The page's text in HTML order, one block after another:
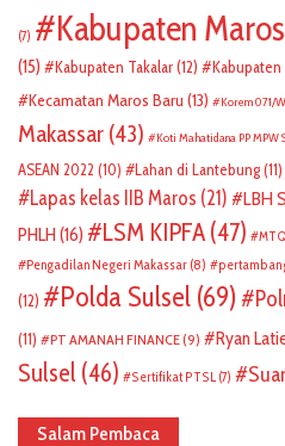
(7) Kabupaten Maros
(15)
Kabupaten Takalar(12)
Kecamatan Maros Baru (13) Korem 071/
Makassar (43) Koti Mahatidana PP MPW
ASEAN 2022 (10) Lahan di Lantebung(11)
Lapas kelas IIB Maros (21) LBH
PHLH (16) LSM KIPFA (47)
Pengadilan Negeri Makassar (8)
(12)
Polda Sulsel (69)
(11)
PT AMANAH FINANCE(9) Ryan
Sulsel (46) Sertifikat PTSL (7)
Salam Pembaca